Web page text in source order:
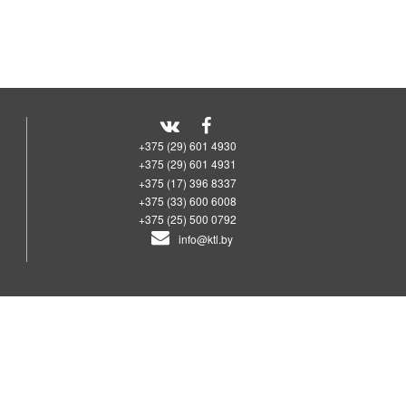
+375 (29) 601 4930
+375 (29) 601 4931
+375 (17) 396 8337
+375 (33) 600 6008
+375 (25) 500 0792
info@ktl.by